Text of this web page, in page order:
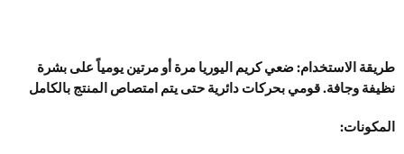
طريقة الاستخدام:
نظيفة وجافة. قومي بحركات دائرية حتى يتم امتصاص المنتج بالكامل
المكونات: